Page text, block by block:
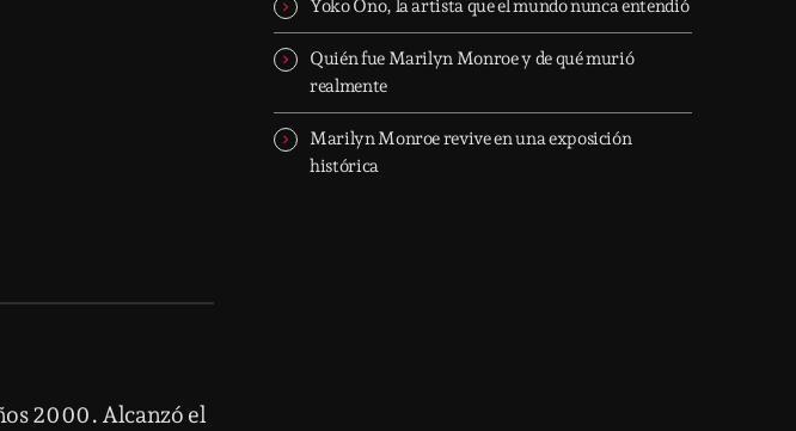
2000. Alcanzó el
Yoko Ono, la artista que el mundo nunca entendió
Quién fue Marilyn Monroe y de qué murió
realmente
Marilyn Monroe revive en una exposición
histórica